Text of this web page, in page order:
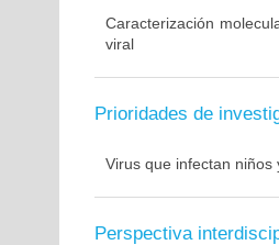
Caracterización
viral
Prioridades de
Virus que infectan
Perspectiva